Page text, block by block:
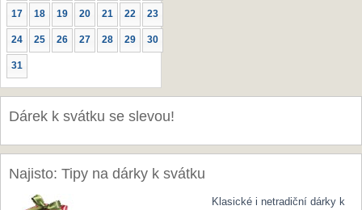
17 18 19 20 21 22 23
24 25 26 27 28 29 30
31
Dárek k svátku se slevou!
Najisto: Tipy na dárky k svátku
Klasické i netradiční dárky k